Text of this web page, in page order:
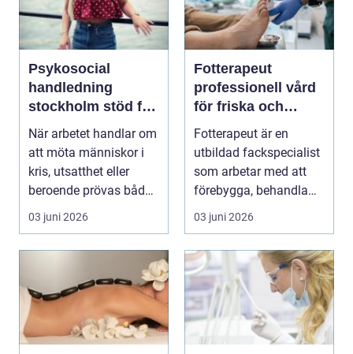
Psykosocial
handledning
stockholm stöd för
hållbart arbete med
människor
När arbetet handlar om
att möta människor i
kris, utsatthet eller
beroende prövas både
yrkesrollen o...
03 juni 2026
Fotterapeut
professionell vård
för friska och
starkare fötter
Fotterapeut är en
utbildad fackspecialist
som arbetar med att
förebygga, behandla
och lindra problem...
03 juni 2026